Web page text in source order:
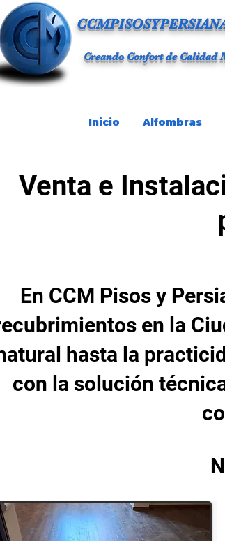
Creando Confort de Calidad
Inicio Alfombras
Venta e
En CCM Pisos y
en la
hasta la
con la solución